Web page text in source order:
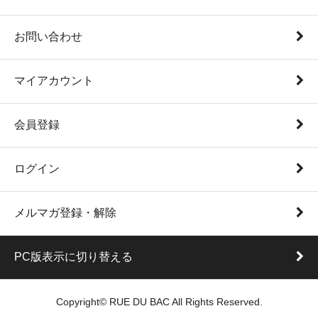
お問い合わせ
マイアカウント
会員登録
ログイン
メルマガ登録・解除
PC版表示に切り替える
Copyright© RUE DU BAC All Rights Reserved.